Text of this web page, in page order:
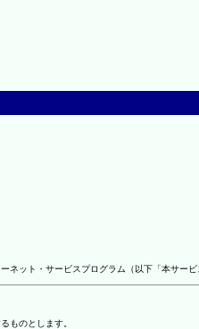
ネット・サービスプログラム（以下「本サー
ものとします。